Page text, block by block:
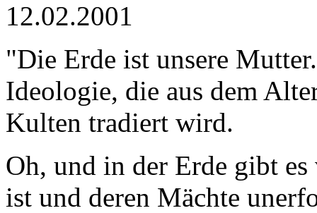
12.02.2001
"Die Erde ist unsere
Ideologie, die aus dem
Kulten tradiert wird.
Oh, und in der Erde gibt
ist und deren Mächte